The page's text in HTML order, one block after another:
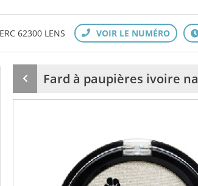
62300 LENS
Produit
précédent
Fard à paupières ivoire